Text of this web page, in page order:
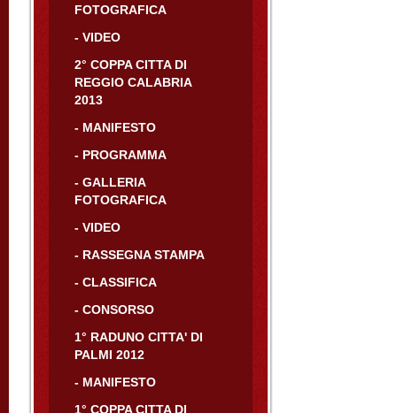
FOTOGRAFICA
- VIDEO
2° COPPA CITTA DI
REGGIO CALABRIA
2013
- MANIFESTO
- PROGRAMMA
- GALLERIA
FOTOGRAFICA
- VIDEO
- RASSEGNA STAMPA
- CLASSIFICA
- CONSORSO
1° RADUNO CITTA' DI
PALMI 2012
- MANIFESTO
1° COPPA CITTA DI